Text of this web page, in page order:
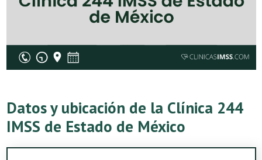
Datos y ubicación de la Clínica 244
IMSS de Estado de México